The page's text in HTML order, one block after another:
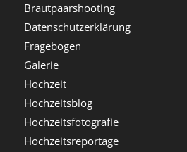
Brautpaarshooting
Datenschutzerklärung
Fragebogen
Galerie
Hochzeit
Hochzeitsblog
Hochzeitsfotografie
Hochzeitsreportage